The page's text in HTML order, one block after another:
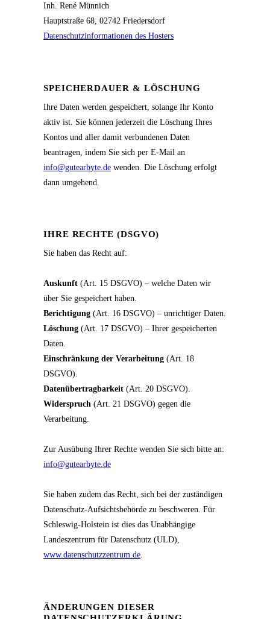
Inh. René Münnich
Hauptstraße 68, 02742 Friedersdorf
Datenschutzinformationen des Hosters
SPEICHERDAUER & LÖSCHUNG
Ihre Daten werden gespeichert, solange Ihr Konto
aktiv ist. Sie können jederzeit die Löschung Ihres
Kontos und aller damit verbundenen Daten
beantragen, indem Sie sich per E-Mail an
info@gutearbyte.de wenden. Die Löschung erfolgt
dann umgehend.
IHRE RECHTE (DSGVO)
Sie haben das Recht auf:
Auskunft (Art. 15 DSGVO) – welche Daten wir
über Sie gespeichert haben.
Berichtigung (Art. 16 DSGVO) – unrichtiger Daten.
Löschung (Art. 17 DSGVO) – Ihrer gespeicherten
Daten.
Einschränkung der Verarbeitung (Art. 18
DSGVO).
Datenübertragbarkeit (Art. 20 DSGVO).
Widerspruch (Art. 21 DSGVO) gegen die
Verarbeitung.
Zur Ausübung Ihrer Rechte wenden Sie sich bitte an:
info@gutearbyte.de
Sie haben zudem das Recht, sich bei der zuständigen
Datenschutz-Aufsichtsbehörde zu beschweren. Für
Schleswig-Holstein ist dies das Unabhängige
Landeszentrum für Datenschutz (ULD),
www.datenschutzzentrum.de.
ÄNDERUNGEN DIESER